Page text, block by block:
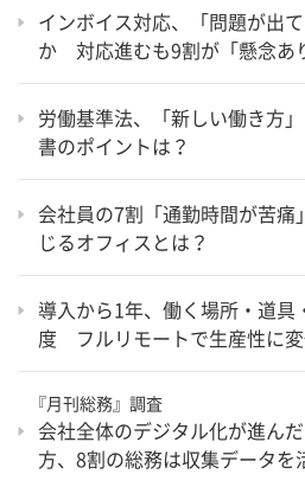
インボイス対応、「問題が出
か 対応進むも9割が「懸念あ
労働基準法、「新しい働き方
書のポイントは？
会社員の7割「通勤時間が苦
じるオフィスとは？
導入から1年、働く場所・道具
度 フルリモートで生産性に
『月刊総務』調査
会社全体のデジタル化が進ん
方、8割の総務は収集データを